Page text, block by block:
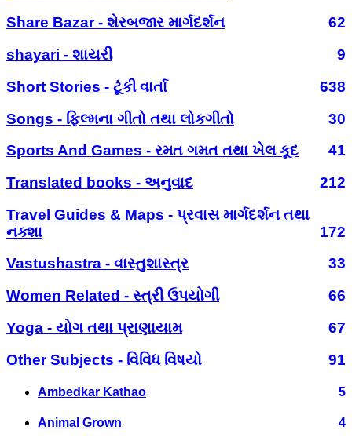
Share Bazar - શેરબજાર માર્ગદર્શન
62
shayari - શાયરી
9
Short Stories - ટૂંકી વાર્તા
638
Songs - ફિલ્મના ગીતો તથા લોકગીતો
30
Sports And Games - રમત ગમત તથા ખેલ કૂદ
41
Translated books - અનુવાદ
212
Travel Guides & Maps - પ્રવાસ માર્ગદર્શન તથા
નક્શા
172
Vastushastra - વાસ્તુશાસ્ત્ર
33
Women Related - સ્ત્રી ઉપયોગી
66
Yoga - યોગ તથા પ્રાણાયામ
67
Other Subjects - વિવિધ વિષયો
91
Ambedkar Kathao 5
Animal Grown 4